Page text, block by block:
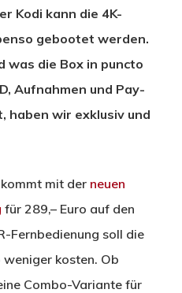
Kodi kann die 4K-
gebootet werden.
die Box in puncto
Aufnahmen und Pay-
haben wir exklusiv und
mit der neuen
für 289,– Euro auf den
Fernbedienung soll die
kosten. Ob
Combo-Variante für